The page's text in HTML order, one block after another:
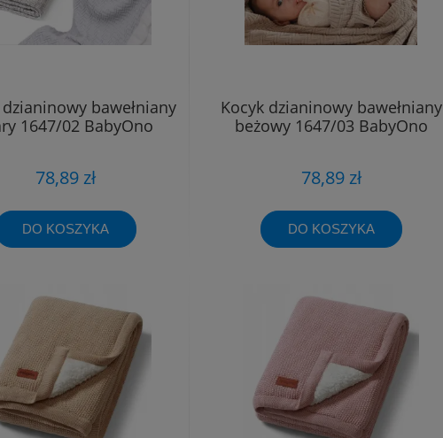
bawełniany
1647/02 BabyOno
78,89 zł
DO KOSZYKA
Kocyk dzianinowy bawełniany
beżowy 1647/03 BabyOno
78,89 zł
DO KOSZYKA